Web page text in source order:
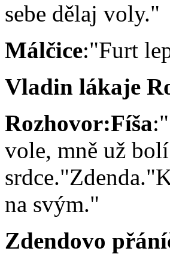
sebe dělaj voly."
Málčice:"Furt
Vladin lákaje
Rozhovor:Fíša
vole, mně už
na svým."
Zdendovo